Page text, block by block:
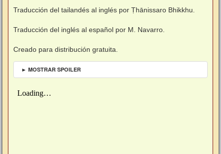
Traducción del tailandés al inglés por Ṭhānissaro Bhikkhu.
Traducción del inglés al español por M. Navarro.
Creado para distribución gratuita.
► MOSTRAR SPOILER